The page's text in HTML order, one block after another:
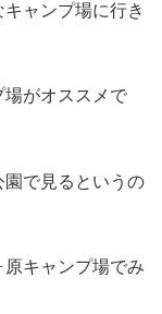
ャンプ場に行き
場がオススメで
で見るというの
キャンプ場でみ